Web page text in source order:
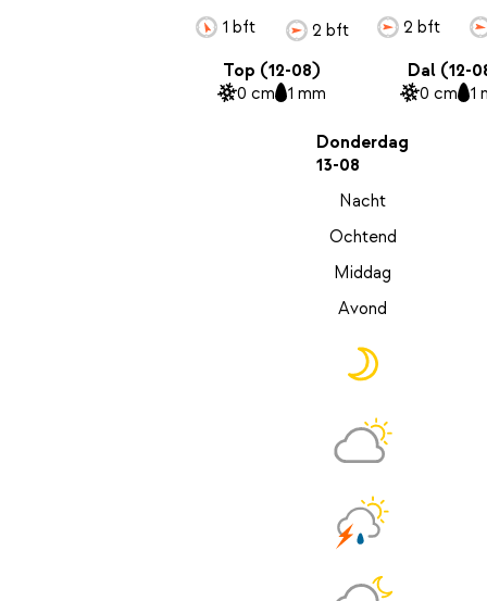
1 bft 2 bft 2 bft
Top (12-08)
0 cm 1 mm
Dal (12-
0 cm 1
Donderdag
13-08
Nacht
Ochtend
Middag
Avond